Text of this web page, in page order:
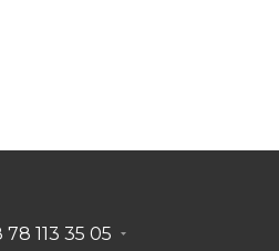
78 113 35 05